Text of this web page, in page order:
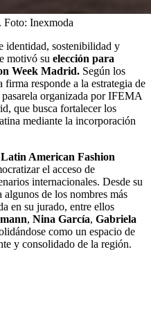
Foto: Inexmoda
identidad, sostenibilidad y
motivó su elección para
Week Madrid. Según los
responde a la estrategia de
organizada por IFEMA
que busca fortalecer los
mediante la incorporación
Latin American Fashion
el acceso de
internacionales. Desde su
de los nombres más
en su jurado, entre ellos
, Nina García, Gabriela
como un espacio de
y consolidado de la región.